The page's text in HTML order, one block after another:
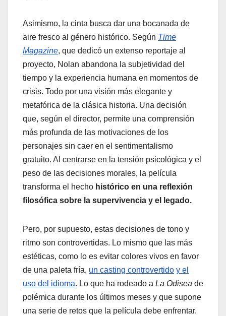
Asimismo, la cinta busca dar una bocanada de
aire fresco al género histórico. Según Time
Magazine, que dedicó un extenso reportaje al
proyecto, Nolan abandona la subjetividad del
tiempo y la experiencia humana en momentos de
crisis. Todo por una visión más elegante y
metafórica de la clásica historia. Una decisión
que, según el director, permite una comprensión
más profunda de las motivaciones de los
personajes sin caer en el sentimentalismo
gratuito. Al centrarse en la tensión psicológica y el
peso de las decisiones morales, la película
transforma el hecho histórico en una reflexión
filosófica sobre la supervivencia y el legado.
Pero, por supuesto, estas decisiones de tono y
ritmo son controvertidas. Lo mismo que las más
estéticas, como lo es evitar colores vivos en favor
de una paleta fría, un casting controvertido y el
uso del idioma. Lo que ha rodeado a La Odisea de
polémica durante los últimos meses y que supone
una serie de retos que la película debe enfrentar.